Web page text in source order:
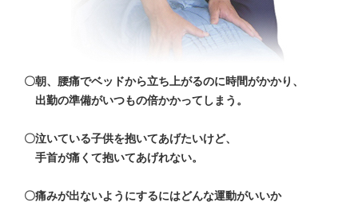
〇朝、腰痛でベッドから立ち上がるのに時間がかかり、
出勤の準備がいつもの倍かかってしまう。
〇泣いている子供を抱いてあげたいけど、
手首が痛くて抱いてあげれない。
〇痛みが出ないようにするにはどんな運動がいいか